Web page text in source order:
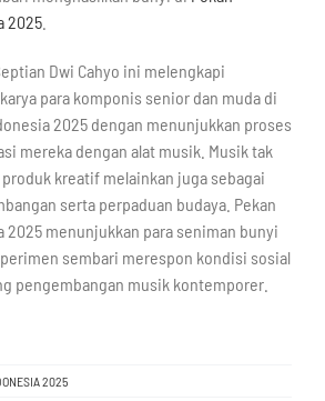
2025.
Dwi Cahyo ini melengkapi
para komponis senior dan muda di
2025 dengan menunjukkan proses
mereka dengan alat musik. Musik tak
kreatif melainkan juga sebagai
serta perpaduan budaya. Pekan
2025 menunjukkan para seniman bunyi
sembari merespon kondisi sosial
pengembangan musik kontemporer.
2025